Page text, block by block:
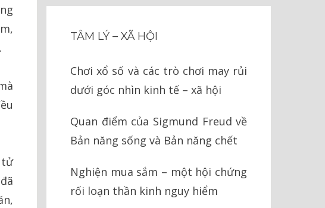
tử
TÂM LÝ – XÃ HỘI
Chơi xổ số và các trò chơi may rủi
dưới góc nhìn kinh tế – xã hội
Quan điểm của Sigmund Freud về
Bản năng sống và Bản năng chết
Nghiện mua sắm – một hội chứng
rối loạn thần kinh nguy hiểm